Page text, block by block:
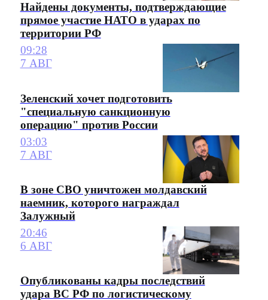
Найдены документы, подтверждающие
прямое участие НАТО в ударах по
территории РФ
09:28
7 АВГ
Зеленский хочет подготовить
"специальную санкционную
операцию" против России
03:03
7 АВГ
В зоне СВО уничтожен молдавский
наемник, которого награждал
Залужный
20:46
6 АВГ
Опубликованы кадры последствий
удара ВС РФ по логистическому